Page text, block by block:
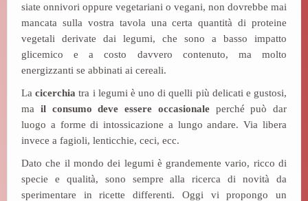
siate onnivori oppure vegetariani o vegani, non dovrebbe mai
mancata sulla vostra tavola una certa quantità di proteine
vegetali derivate dai legumi, che sono a basso impatto
glicemico e a costo davvero contenuto, ma molto
energizzanti se abbinati ai cereali.
Lacicerchia tra i legumi è uno di quelli più delicati e gustosi,
ma il consumo deve essere occasionaleperché può dar
luogo a forme di intossicazione a lungo andare. Via libera
invece a fagioli, lenticchie, ceci, ecc.
Dato che il mondo dei legumi è grandemente vario, ricco di
specie e qualità, sono sempre alla ricerca di novità da
sperimentare in ricette differenti. Oggi vi propongo un